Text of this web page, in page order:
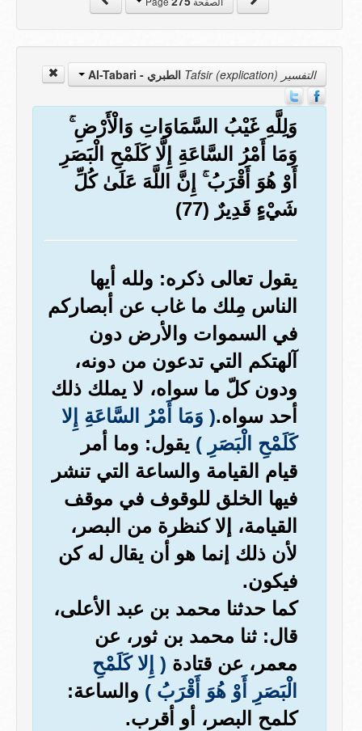
التفسير Tafsir (explication) الطبري - Al-Tabari
وَلِلَّهِ غَيْبُ السَّمَاوَاتِ وَالْأَرْضِ ۚ
وَمَا أَمْرُ السَّاعَةِ إِلَّا كَلَمْحِ الْبَصَرِ
أَوْ هُوَ أَقْرَبُ ۚ إِنَّ اللَّهَ عَلَىٰ كُلِّ
شَيْءٍ قَدِيرٌ (77)
يقول تعالى ذكره: ولله أيها
الناس مِلك ما غاب عن أبصاركم
في السموات والأرض دون
آلهتكم التي تدعون من دونه،
ودون كلّ ما سواه، لا يملك ذلك
أحد سواه.( وَمَا أَمْرُ السَّاعَةِ إِلا
كَلَمْحِ الْبَصَرِ ) يقول: وما أمر
قيام القيامة والساعة التي تنشر
فيها الخلق للوقوف في موقف
القيامة، إلا كنظرة من البصر،
لأن ذلك إنما هو أن يقال له كن
فيكون.
كما حدثنا محمد بن عبد الأعلى،
قال: ثنا محمد بن ثور، عن
معمر، عن قتادة ( إِلا كَلَمْحِ
الْبَصَرِ أَوْ هُوَ أَقْرَبُ ) والساعة:
كلمح البصر، أو أقرب.